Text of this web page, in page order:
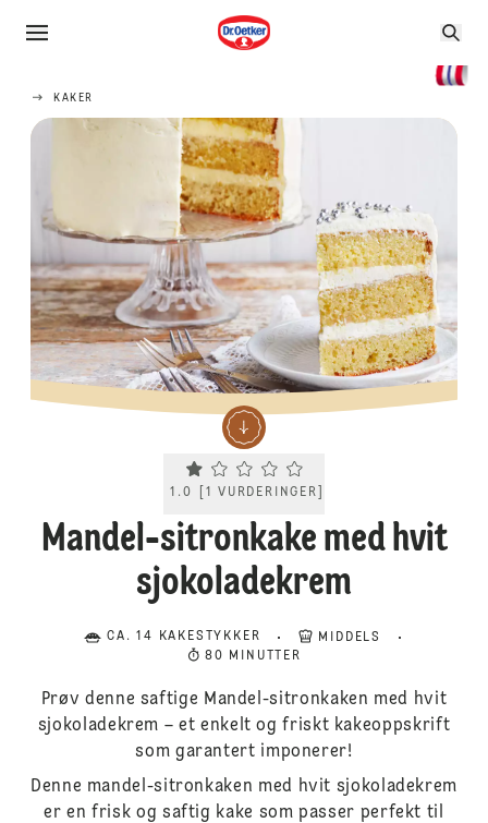
KAKER
Current rating 1.0. Click to rate.
1.0 1 VURDERINGER
Mandel-sitronkake med hvit
sjokoladekrem
CA. 14 KAKESTYKKER
MIDDELS
80 MINUTTER
Prøv denne saftige Mandel-sitronkaken med hvit
sjokoladekrem – et enkelt og friskt kakeoppskrift
som garantert imponerer!
Denne mandel-sitronkaken med hvit sjokoladekrem
er en frisk og saftig kake som passer perfekt til